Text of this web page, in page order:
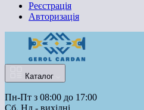
Реєстрація
Авторизація
Каталог
Пн-Пт з 08:00 до 17:00
Сб, Нд - вихідні